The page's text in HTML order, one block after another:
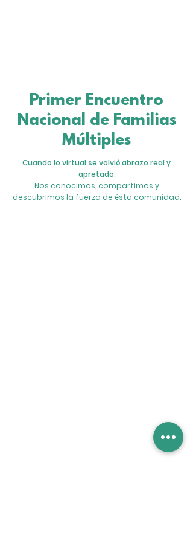
Primer Encuentro
Nacional de Familias
Múltiples
Cuando lo virtual se volvió abrazo real y
apretado.
Nos conocimos, compartimos y
descubrimos la fuerza de ésta comunidad.